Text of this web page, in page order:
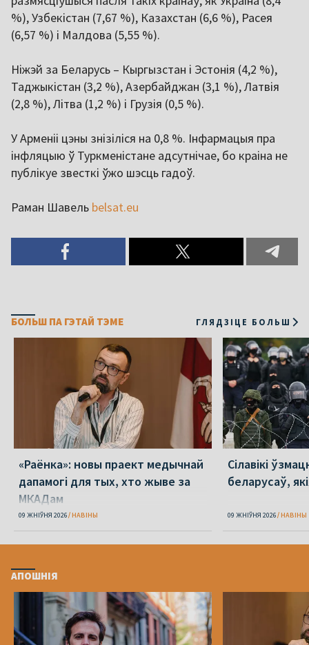
%), Узбекістан (7,67 %), Казахстан (6,6 %), Расея
(6,57 %) і Малдова (5,55 %).
Ніжэй за Беларусь – Кыргызстан і Эстонія (4,2 %),
Таджыкістан (3,2 %), Азербайджан (3,1 %), Латвія
(2,8 %), Літва (1,2 %) і Грузія (0,5 %).
У Арменіі цэны знізіліся на 0,8 %. Інфармацыя пра
інфляцыю ў Туркменістане адсутнічае, бо краіна не
публікуе звесткі ўжо шэсць гадоў.
Раман Шавель belsat.eu
БОЛЬШ ПА ГЭТАЙ ТЭМЕ ГЛЯДЗІЦЕ БОЛЬШ
«Раёнка»: новы праект медычнай
дапамогі для тых, хто жыве за
МКАДам
09 ЖНІЎНЯ 2026 НАВІНЫ
Сілавікі
беларусаў,
09 ЖНІЎНЯ 2026 НАВІНЫ
АПОШНІЯ